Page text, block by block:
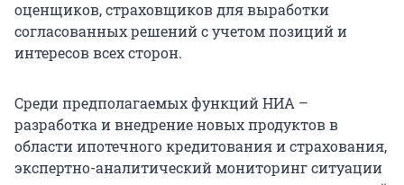
оценщиков, страховщиков для выработки
согласованных решений с учетом позиций и
интересов всех сторон.
Среди предполагаемых функций НИА –
разработка и внедрение новых продуктов в
области ипотечного кредитования и страхования,
экспертно-аналитический мониторинг ситуации